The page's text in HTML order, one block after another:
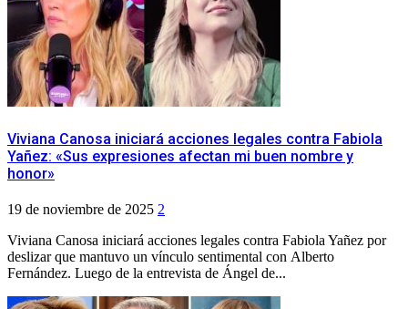
Viviana Canosa iniciará acciones legales contra Fabiola
Yañez: «Sus expresiones afectan mi buen nombre y
honor»
19 de noviembre de 2025 2
Viviana Canosa iniciará acciones legales contra Fabiola Yañez por
deslizar que mantuvo un vínculo sentimental con Alberto
Fernández. Luego de la entrevista de Ángel de...